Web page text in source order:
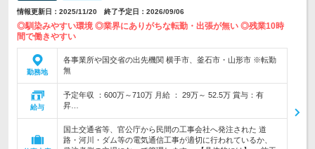
情報更新日：2025/11/20 終了予定日：2026/09/06
◎馴染みやすい環境 ◎業界にありがちな転勤・出張が無い ◎残業10時
間で働きやすい
勤務地
各事業所や国交省の出先機関 横手市、釜石市・山形市 ※転勤
無
給与
予定年収 ：600万～710万 月給 ： 29万～ 52.5万 賞与：有
昇…
国土交通省等、官公庁から民間の工事会社へ発注された 道
路・河川・ダム等の電気通信工事が適切に行われているか、